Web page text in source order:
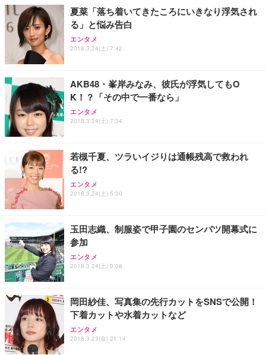
務用 おしゃれ パソコンチェア (ホワイト)
ANDWINT オフィスチェア デスクチェア 肘なし メ
ッシュ 通気性 ランバーサポート付き 腰サポート ガ
ス圧無段階昇降 360度回転 キャスター付き コンパク
【MiniLED/24.5inch/280Hz/FHD】GRAPHT THE S
HOOTER Gaming Monitor 24” Essential ゲーミン
グモニター QD 24.5インチ 1ms FHD 量子ドット 残
アイリスオーヤマ ペットシーツ 超厚型 お徳用 レギ
ュラー 200枚入【Amazon.co.jp限定】
夏菜「落ち着いてきたころにいきなり浮気され
る」と悩み告白
エンタメ
2018.3.24(土) 7:42
AKB48・峯岸みなみ、彼氏が浮気してもO
K！？「その中で一番なら」
エンタメ
2018.3.24(土) 7:34
若槻千夏、ツラいイジりは通帳残高で救われ
る!?
エンタメ
2018.3.24(土) 5:00
玉田志織、制服姿で甲子園のセンバツ開幕式に
参加
エンタメ
2018.3.24(土) 0:08
岡田紗佳、写真集の先行カットをSNSで公開！
下着カットや水着カットなど
エンタメ
2018.3.23(金) 21:14